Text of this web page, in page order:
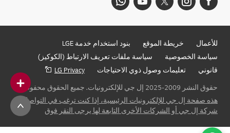
للأعمال خريطة الموقع
بنود استخدام خدمة LGE
سياسة الخصوصية
سياسة ملفات تعريف الارتباط (الكوكيز)
قانوني
تعليمات وصول ذوي الاحتياجات
LG Privacy
حقوق النشر 2009-2025 إل جي للإلكترونيات. جميع الحقوق محفوظة
هذه صفحة إل جي للإلكترونيات الرئيسية، إذا كنت ترغب في التواصل مع
شركة إل جي أو الشركات الأخرى التابعة لها يرجى النقر فوق